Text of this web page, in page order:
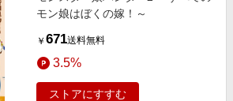
モン娘はぼくの嫁！～
￥ 671送料無料
3.5%
ストアにすすむ